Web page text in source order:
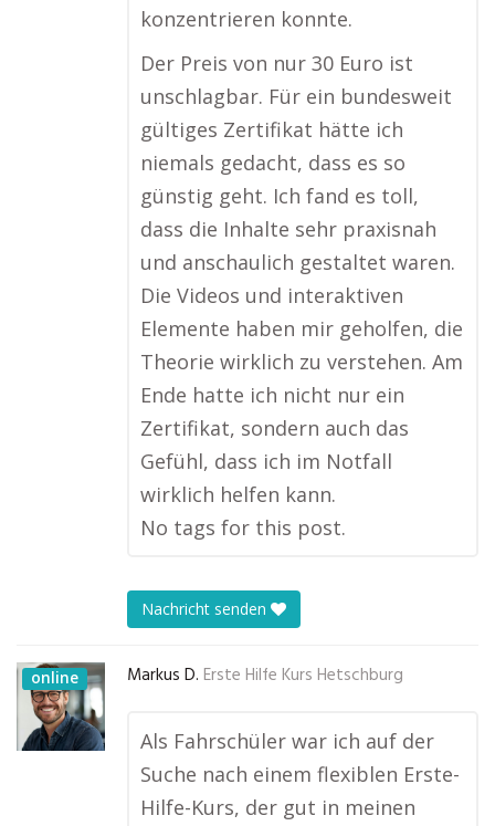
konzentrieren konnte.
Der Preis von nur 30 Euro ist
unschlagbar. Für ein bundesweit
gültiges Zertifikat hätte ich
niemals gedacht, dass es so
günstig geht. Ich fand es toll,
dass die Inhalte sehr praxisnah
und anschaulich gestaltet waren.
Die Videos und interaktiven
Elemente haben mir geholfen, die
Theorie wirklich zu verstehen. Am
Ende hatte ich nicht nur ein
Zertifikat, sondern auch das
Gefühl, dass ich im Notfall
wirklich helfen kann.
No tags for this post.
Nachricht senden
online Markus D. Erste Hilfe Kurs Hetschburg
Als Fahrschüler war ich auf der
Suche nach einem flexiblen Erste-
Hilfe-Kurs, der gut in meinen